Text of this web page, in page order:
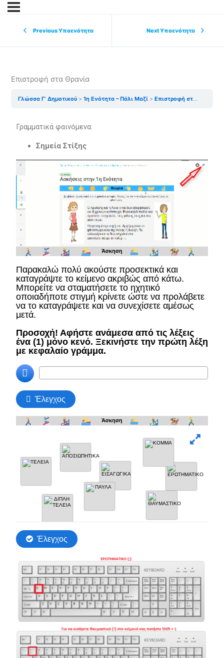
Previous Υποενότητα Next Υποενότητα
Επιστροφή στα Θρανία
Γλώσσα Γ’ Δημοτικού 1η Ενότητα – Πάλι Μαζί Επιστροφή στα Θρανία
Γραμματικά φαινόμενα:
Σημεία Στίξης